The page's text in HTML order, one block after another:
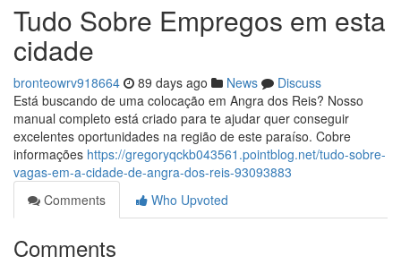
Tudo Sobre Empregos em esta
cidade
bronteowrv918664 89 days ago News
Discuss
Está buscando de uma colocação em Angra dos Reis? Nosso
manual completo está criado para te ajudar quer conseguir
excelentes oportunidades na região de este paraíso. Cobre
informações https://gregoryqckb043561.pointblog.net/tudo-sobre-
vagas-em-a-cidade-de-angra-dos-reis-93093883
Comments
Who Upvoted
Comments